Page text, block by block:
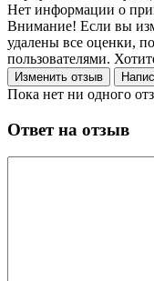
Нет информации о
Внимание! Если вы
удалены все оценки,
пользователями.
Пока нет ни одного
Ответ на отзыв